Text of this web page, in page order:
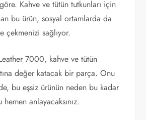
Kahve ve tütün tutkunları için
bu ürün, sosyal ortamlarda da
çekmenizi sağlıyor.
7000, kahve ve tütün
değer katacak bir parça. Onu
bu eşsiz ürünün neden bu kadar
anlayacaksınız.